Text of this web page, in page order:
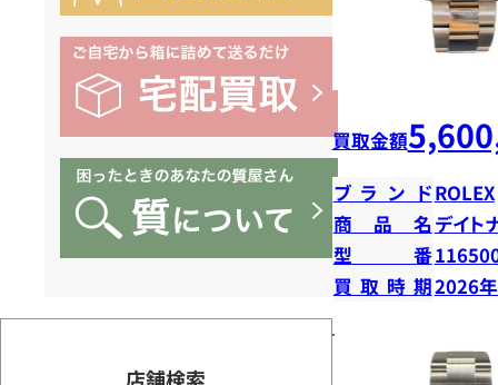
店舗検索
買取金額
ブランドROLEX
商品名 デイト
型番
買取時期2026